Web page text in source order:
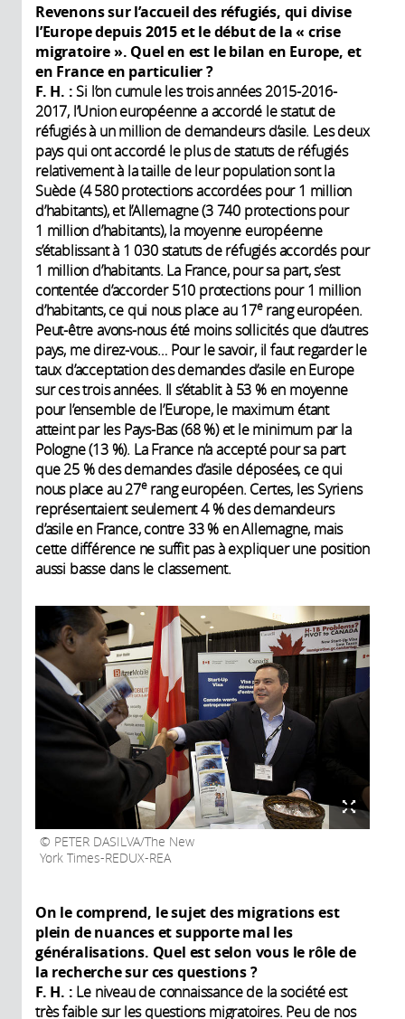
Revenons sur l’accueil des réfugiés, qui divise
l’Europe depuis 2015 et le début de la « crise
migratoire». Quel en est le bilan en Europe, et
en France en particulier?
F. H. :Si l’on cumule les trois années 2015-2016-
2017, l’Union européenne a accordé le statut de
réfugiés à un million de demandeurs d’asile. Les deux
pays qui ont accordé le plus de statuts de réfugiés
relativement à la taille de leur population sont la
Suède (4 580 protections accordées pour 1 million
d’habitants), et l’Allemagne (3 740 protections pour
1 million d’habitants), la moyenne européenne
s’établissant à 1 030 statuts de réfugiés accordés pour
1 million d’habitants. La France, pour sa part, s’est
contentée d’accorder 510 protections pour 1 million
d’habitants, ce qui nous place au 17erang européen.
Peut-être avons-nous été moins sollicités que d’autres
pays, me direz-vous… Pour le savoir, il faut regarder le
taux d’acceptation des demandes d’asile en Europe
sur ces trois années. Il s’établit à 53 % en moyenne
pour l’ensemble de l’Europe, le maximum étant
atteint par les Pays-Bas (68 %) et le minimum par la
Pologne (13 %). La France n’a accepté pour sa part
que 25 % des demandes d’asile déposées, ce qui
nous place au 27erang européen. Certes, les Syriens
représentaient seulement 4 % des demandeurs
d’asile en France, contre 33 % en Allemagne, mais
cette différence ne suffit pas à expliquer une position
aussi basse dans le classement.
PETER DASILVA/The New
York Times-REDUX-REA
On le comprend, le sujet des migrations est
plein de nuances et supporte mal les
généralisations. Quel est selon vous le rôle de
la recherche sur ces questions?
F. H. : Le niveau de connaissance de la société est
très faible sur les questions migratoires. Peu de nos